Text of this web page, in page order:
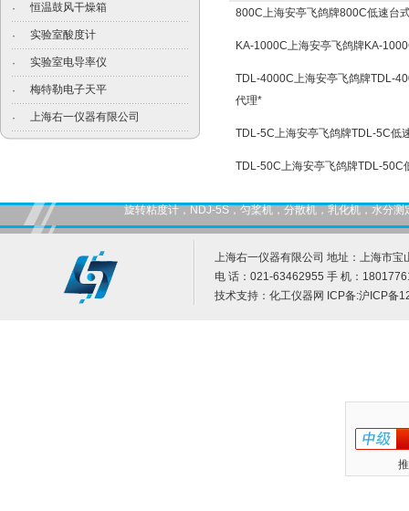
· 恒温鼓风干燥箱
· 实验室酸度计
· 实验室电导率仪
· 梅特勒电子天平
· 上海右一仪器有限公司
800C上海安亭飞鸽牌800C低速台
KA-1000C上海安亭飞鸽牌KA-
TDL-4000C上海安亭飞鸽牌TDL-
代理*
TDL-5C上海安亭飞鸽牌TDL-5C低
TDL-50C上海安亭飞鸽牌TDL-50C
旋转粘度计，NDJ-5S，匀桨机，分散机，乳化机，水分
上海右一仪器有限公司 地址：上海市宝
电 话：021-63462955 手 机：
技术支持： 化工仪器网 ICP备:沪ICP备